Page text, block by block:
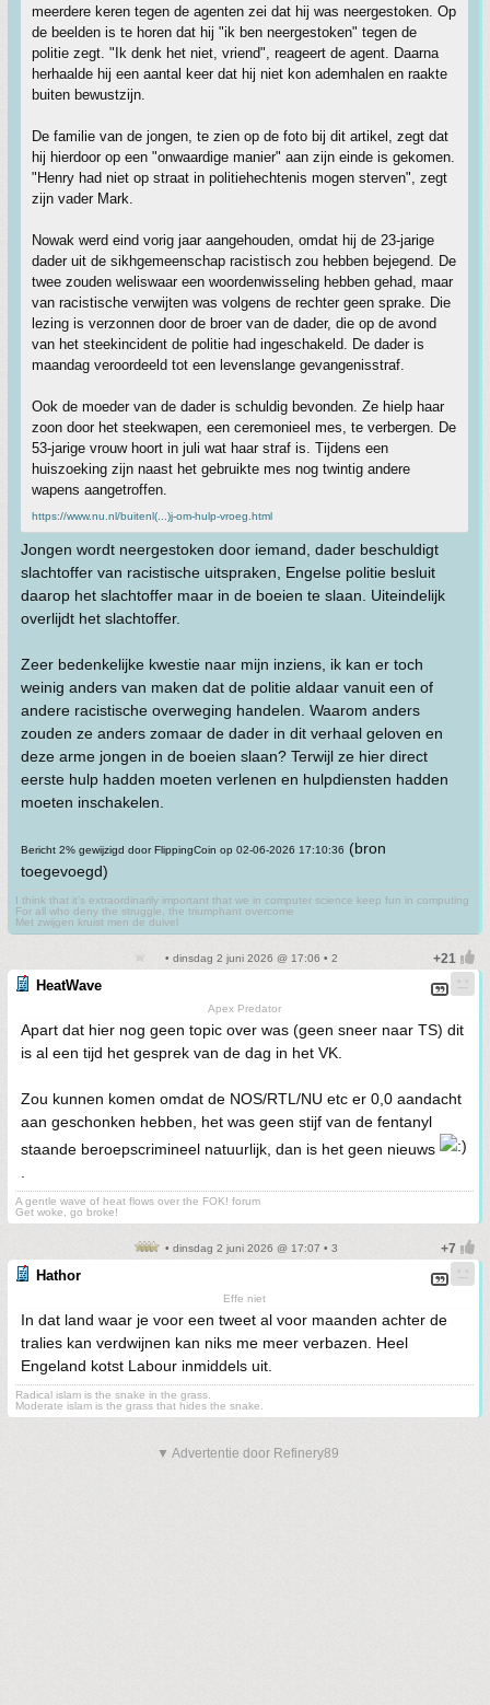
meerdere keren tegen de agenten zei dat hij was neergestoken. Op
de beelden is te horen dat hij "ik ben neergestoken" tegen de
politie zegt. "Ik denk het niet, vriend", reageert de agent. Daarna
herhaalde hij een aantal keer dat hij niet kon ademhalen en raakte
buiten bewustzijn.
De familie van de jongen, te zien op de foto bij dit artikel, zegt dat
hij hierdoor op een "onwaardige manier" aan zijn einde is gekomen.
"Henry had niet op straat in politiehechtenis mogen sterven", zegt
zijn vader Mark.
Nowak werd eind vorig jaar aangehouden, omdat hij de 23-jarige
dader uit de sikhgemeenschap racistisch zou hebben bejegend. De
twee zouden weliswaar een woordenwisseling hebben gehad, maar
van racistische verwijten was volgens de rechter geen sprake. Die
lezing is verzonnen door de broer van de dader, die op de avond
van het steekincident de politie had ingeschakeld. De dader is
maandag veroordeeld tot een levenslange gevangenisstraf.
Ook de moeder van de dader is schuldig bevonden. Ze hielp haar
zoon door het steekwapen, een ceremonieel mes, te verbergen. De
53-jarige vrouw hoort in juli wat haar straf is. Tijdens een
huiszoeking zijn naast het gebruikte mes nog twintig andere
wapens aangetroffen.
https://www.nu.nl/buitenl(...)j-om-hulp-vroeg.html
Jongen wordt neergestoken door iemand, dader beschuldigt
slachtoffer van racistische uitspraken, Engelse politie besluit
daarop het slachtoffer maar in de boeien te slaan. Uiteindelijk
overlijdt het slachtoffer.
Zeer bedenkelijke kwestie naar mijn inziens, ik kan er toch
weinig anders van maken dat de politie aldaar vanuit een of
andere racistische overweging handelen. Waarom anders
zouden ze anders zomaar de dader in dit verhaal geloven en
deze arme jongen in de boeien slaan? Terwijl ze hier direct
eerste hulp hadden moeten verlenen en hulpdiensten hadden
moeten inschakelen.
Bericht 2% gewijzigd door FlippingCoin op 02-06-2026 17:10:36 (bron
toegevoegd)
I think that it’s extraordinarily important that we in computer science keep fun in computing
For all who deny the struggle, the triumphant overcome
Met zwijgen kruist men de duivel
• dinsdag 2 juni 2026 @ 17:06 • 2
HeatWave
Apex Predator
Apart dat hier nog geen topic over was (geen sneer naar TS) dit
is al een tijd het gesprek van de dag in het VK.
Zou kunnen komen omdat de NOS/RTL/NU etc er 0,0 aandacht
aan geschonken hebben, het was geen stijf van de fentanyl
staande beroepscrimineel natuurlijk, dan is het geen nieuws
A gentle wave of heat flows over the FOK! forum
Get woke, go broke!
• dinsdag 2 juni 2026 @ 17:07 • 3
Hathor
Effe niet
In dat land waar je voor een tweet al voor maanden achter de
tralies kan verdwijnen kan niks me meer verbazen. Heel
Engeland kotst Labour inmiddels uit.
Radical islam is the snake in the grass.
Moderate islam is the grass that hides the snake.
▼ Advertentie door Refinery89